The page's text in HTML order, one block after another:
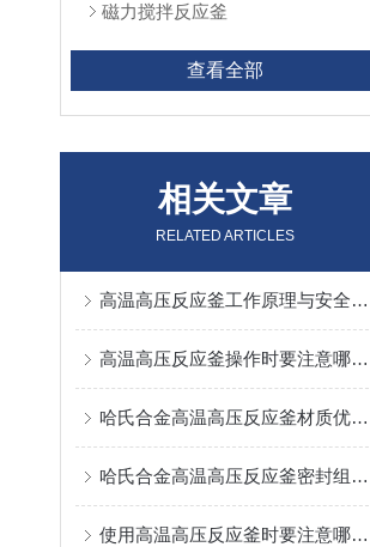
磁力搅拌反应釜
查看全部
相关文章
RELATED ARTICLES
高温高压反应釜工作原理与安全使用要点剖析
高温高压反应釜操作时要注意哪些？
哈氏合金高温高压反应釜材质优势与耐腐蚀性能详解
哈氏合金高温高压反应釜密封组件维护与漏液故障处理
使用高温高压反应釜时要注意哪些防护措施